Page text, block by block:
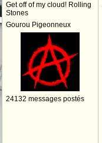
Get off of my cloud! Rolling
Stones
Gourou Pigeonneux
24132 messages postés